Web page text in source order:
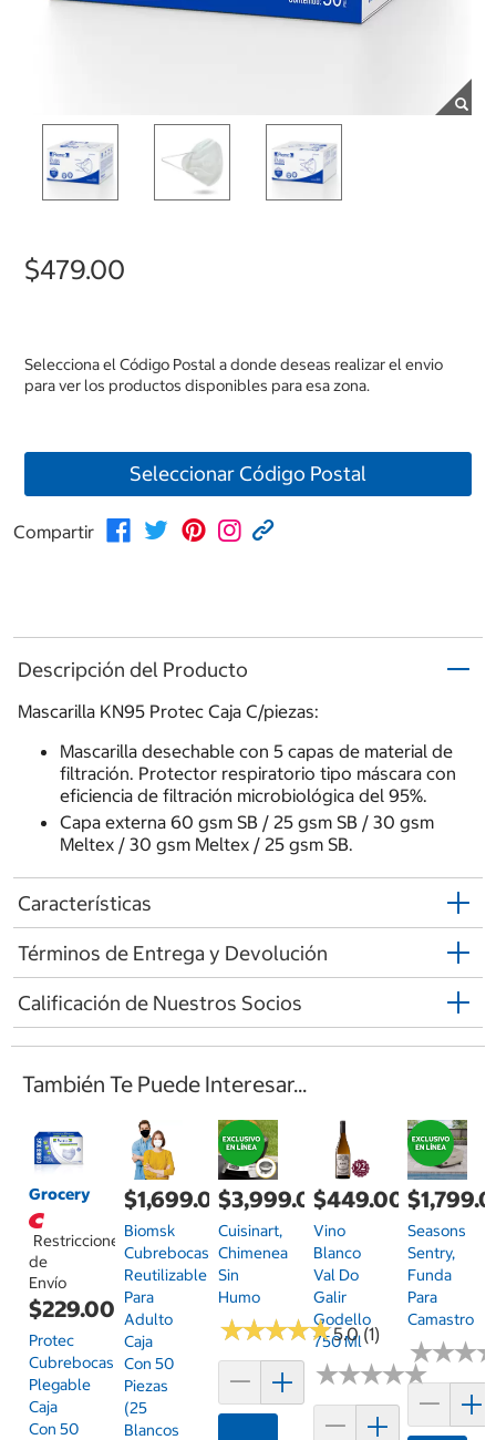
$479.00
Selecciona el Código Postal a donde deseas realizar el envio
para ver los productos disponibles para esa zona.
Seleccionar Código Postal
Compartir
Descripción del Producto
Mascarilla KN95 Protec Caja C/piezas:
Mascarilla desechable con 5 capas de material de
filtración. Protector respiratorio tipo máscara con
eficiencia de filtración microbiológica del 95%.
Capa externa 60 gsm SB / 25 gsm SB / 30 gsm
Meltex / 30 gsm Meltex / 25 gsm SB.
Características
Términos de Entrega y Devolución
Calificación de Nuestros Socios
También Te Puede Interesar...
Grocery
Restricciones
de
Envío
$229.00
Protec
Cubrebocas
Plegable
Caja
Con 50
$1,699.00
Biomsk
Cubrebocas
Reutilizable
Para
Adulto
Caja
Con 50
Piezas
(25
Blancos
$3,999.00
Cuisinart,
Chimenea
Sin
Humo
★★★★★
★★★★★5.0 (1)
$449.00
Vino
Blanco
Val Do
Galir
Godello
750 Ml
★★★★★
★★★★★
Seasons
Sentry,
Funda
Para
Camastro
★★★
★★★